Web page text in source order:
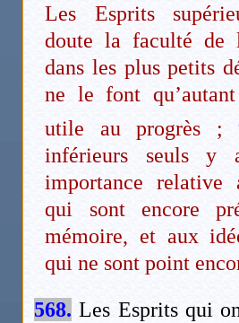
Les Esprits
doute la faculté de
dans les plus petits
ne le font
utile au progrès ;
inférieurs seuls y
importance relative
qui sont encore
mémoire, et aux
qui ne sont point
568. Les Esprits qui